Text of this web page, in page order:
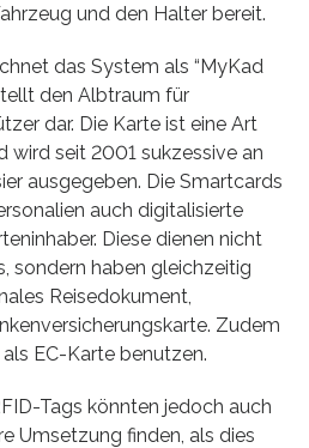
und den Halter bereit.
das System als “MyKad
den Albtraum für
dar. Die Karte ist eine Art
wird seit 2001 sukzessive an
ausgegeben. Die Smartcards
auch digitalisierte
Diese dienen nicht
sondern haben gleichzeitig
Reisedokument,
Zudem
EC-Karte benutzen.
Tags könnten jedoch auch
Umsetzung finden, als dies